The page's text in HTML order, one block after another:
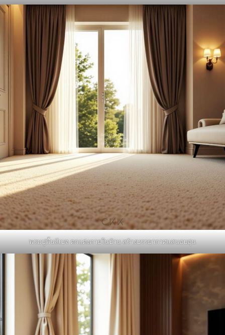
พรมปูพื้นสีเบจ ตกแต่งภายในบ้าน สร้างบรรยากาศแสนอบอุ่น